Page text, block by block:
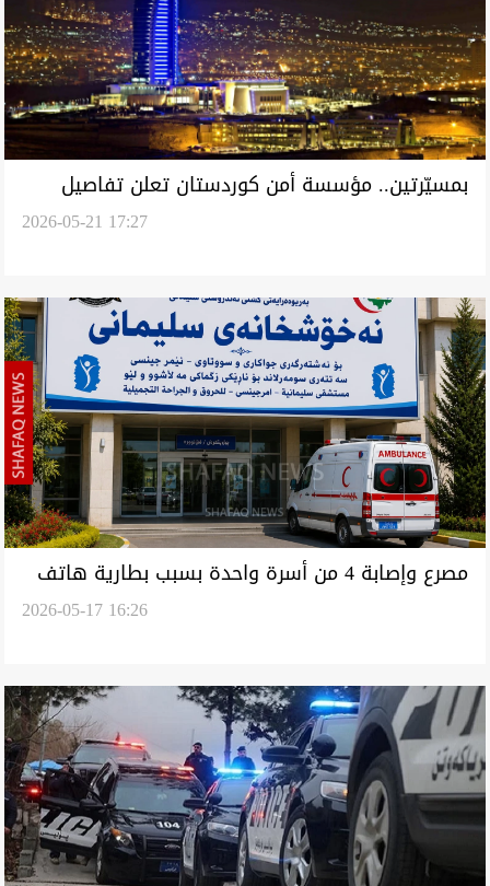
بمسيّرتين.. مؤسسة أمن كوردستان تعلن تفاصيل
2026-05-21 17:27
مصرع وإصابة 4 من أسرة واحدة بسبب بطارية هاتف
2026-05-17 16:26